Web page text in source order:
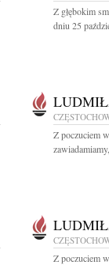
Z głębokim
dniu 25
Z poczuciem
Z poczuciem